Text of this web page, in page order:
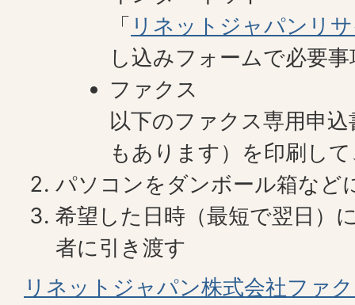
「 リネットジャパンリ
し込みフォームで必要
ファクス
以下のファクス専用申
もあります）を印刷し
パソコンをダンボール箱など
希望した日時（最短で翌日）
者に引き渡す
リネットジャパン株式会社ファ